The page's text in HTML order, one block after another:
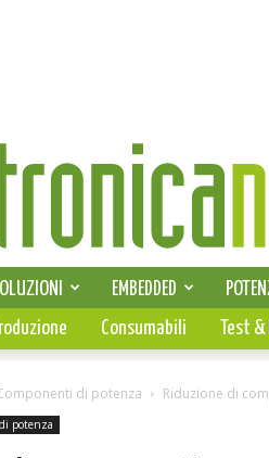
EMBEDDED
PCB
Consumabili Test
di potenza Riduzione di
potenza